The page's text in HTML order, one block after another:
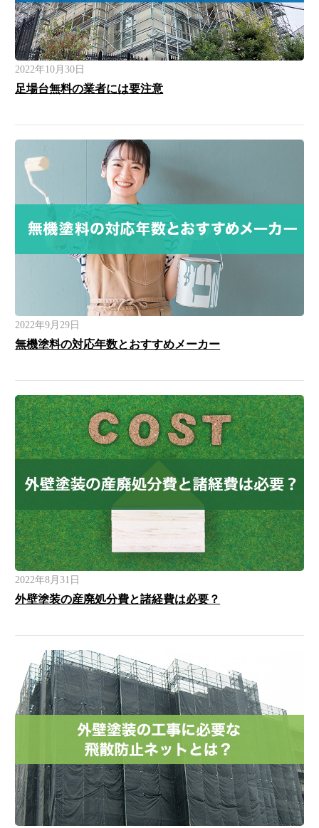
2022年10月30日
足場台無料の業者には要注意
2022年9月29日
無機塗料の対応年数とおすすめメーカー
2022年8月31日
外壁塗装の産廃処分費と諸経費は必要？